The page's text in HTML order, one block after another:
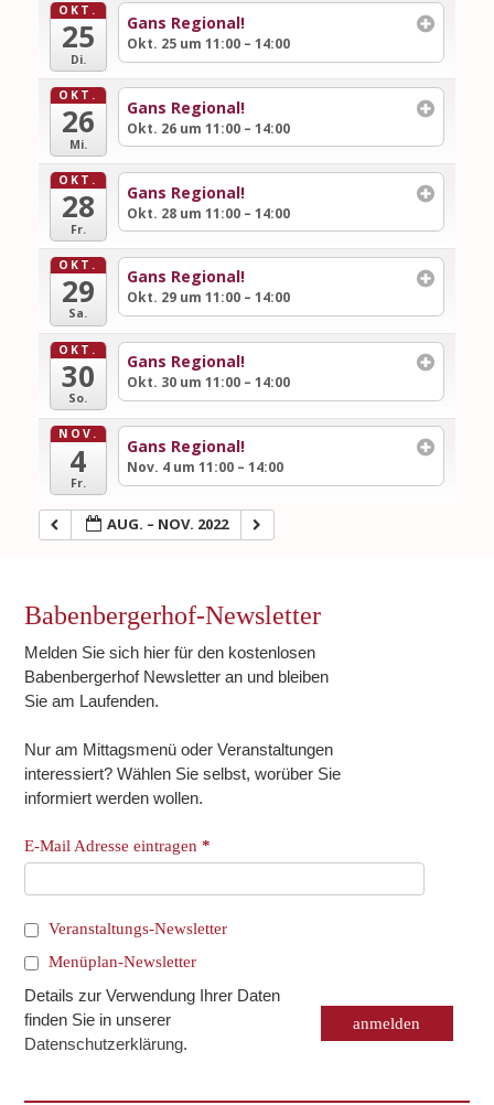
OKT.
25
Di.
Gans Regional!
Okt. 25 um 11:00 – 14:00
OKT.
26
Mi.
Gans Regional!
Okt. 26 um 11:00 – 14:00
OKT.
28
Fr.
Gans Regional!
Okt. 28 um 11:00 – 14:00
OKT.
29
Sa.
Gans Regional!
Okt. 29 um 11:00 – 14:00
OKT.
30
So.
Gans Regional!
Okt. 30 um 11:00 – 14:00
NOV.
4
Fr.
Gans Regional!
Nov. 4 um 11:00 – 14:00
AUG. – NOV. 2022
Babenbergerhof-Newsletter
Melden Sie sich hier für den kostenlosen
Babenbergerhof Newsletter an und bleiben
Sie am Laufenden.
Nur am Mittagsmenü oder Veranstaltungen
interessiert? Wählen Sie selbst, worüber Sie
informiert werden wollen.
E-Mail Adresse eintragen*
Veranstaltungs-Newsletter
Menüplan-Newsletter
Details zur Verwendung Ihrer Daten
finden Sie in unserer
Datenschutzerklärung.